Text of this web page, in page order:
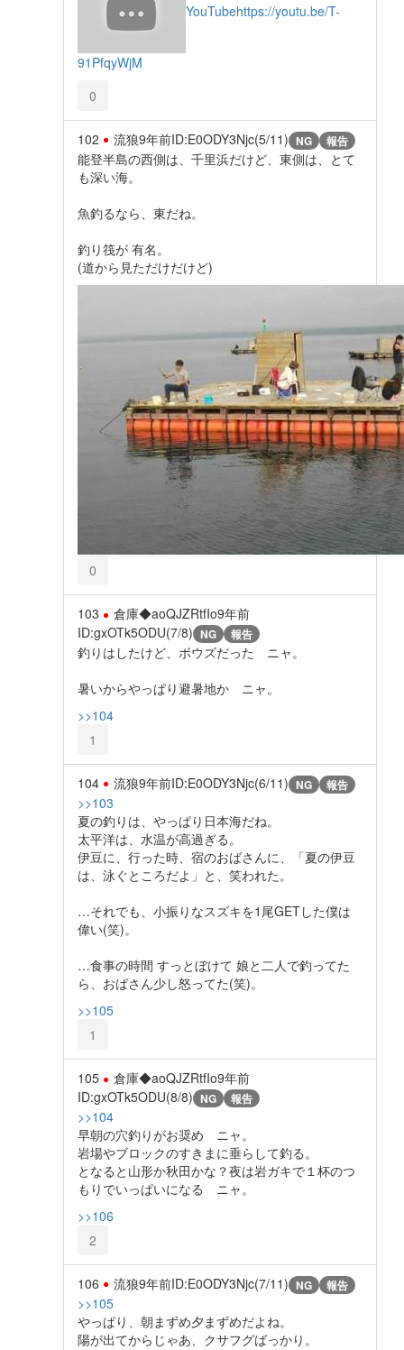
YouTubehttps://youtu.be/T-
91PfqyWjM
0
102 流狼9年前ID:E0ODY3Njc(5/11) NG 報告
能登半島の西側は、千里浜だけど、東側は、とて
も深い海。
魚釣るなら、東だね。
釣り筏が 有名。
(道から見ただけだけど)
0
103 倉庫◆aoQJZRtfIo9年前
ID:gxOTk5ODU(7/8) NG 報告
釣りはしたけど、ボウズだった ニャ。
暑いからやっぱり避暑地か ニャ。
>>104
1
104 流狼9年前ID:E0ODY3Njc(6/11) NG 報告
>>103
夏の釣りは、やっぱり日本海だね。
太平洋は、水温が高過ぎる。
伊豆に、行った時、宿のおばさんに、「夏の伊豆
は、泳ぐところだよ」と、笑われた。
…それでも、小振りなスズキを1尾GETした僕は
偉い(笑)。
…食事の時間 すっとぼけて 娘と二人で釣ってた
ら、おばさん少し怒ってた(笑)。
>>105
1
105 倉庫◆aoQJZRtfIo9年前
ID:gxOTk5ODU(8/8) NG 報告
>>104
早朝の穴釣りがお奨め ニャ。
岩場やブロックのすきまに垂らして釣る。
となると山形か秋田かな？夜は岩ガキで１杯のつ
もりでいっぱいになる ニャ。
>>106
2
106 流狼9年前ID:E0ODY3Njc(7/11) NG 報告
>>105
やっぱり、朝まずめ夕まずめだよね。
陽が出てからじゃあ、クサフグばっかり。